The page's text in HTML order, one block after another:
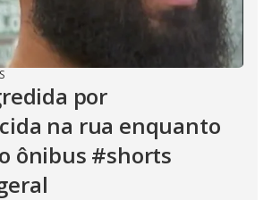
por
na rua enquanto
ônibus #shorts